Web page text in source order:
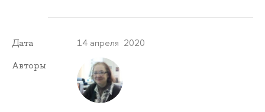
Дата 14 апреля 2020
Авторы